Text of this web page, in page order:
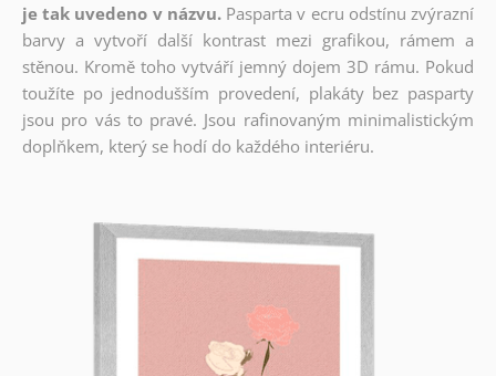
je tak uvedeno v názvu. Pasparta v ecru odstínu zvýrazní
barvy a vytvoří další kontrast mezi grafikou, rámem a
stěnou. Kromě toho vytváří jemný dojem 3D rámu. Pokud
toužíte po jednodušším provedení, plakáty bez pasparty
jsou pro vás to pravé. Jsou rafinovaným minimalistickým
doplňkem, který se hodí do každého interiéru.